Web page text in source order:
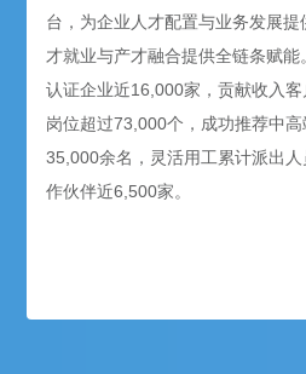
台，为企业人才配置与业务发展提
才就业与产才融合提供全链条赋
认证企业近16,000家，贡献收入
岗位超过73,000个，成功推荐中
35,000余名，灵活用工累计派出
作伙伴近6,500家。